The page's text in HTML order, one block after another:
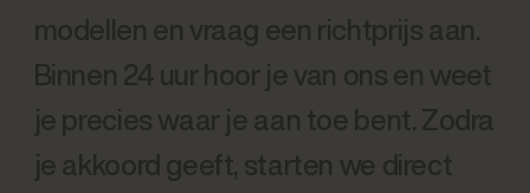
modellen en vraag een richtprijs aan.
Binnen 24 uur hoor je van ons en weet
je precies waar je aan toe bent. Zodra
je akkoord geeft, starten we direct